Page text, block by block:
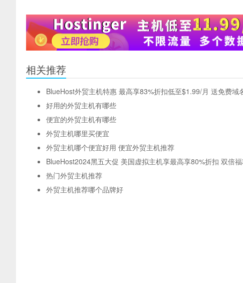
相关推荐
BlueHost外贸主机特惠 最高享83%折扣低至$1.99/月 送免费域
好用的外贸主机有哪些
便宜的外贸主机有哪些
外贸主机哪里买便宜
外贸主机哪个便宜好用 便宜外贸主机推荐
BlueHost2024黑五大促 美国虚拟主机享最高享80%折扣 双倍
热门外贸主机推荐
外贸主机推荐哪个品牌好